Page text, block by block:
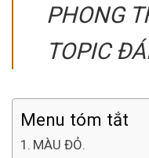
PHONG
TOPIC
Menu tóm tắt
MÀU ĐỎ.